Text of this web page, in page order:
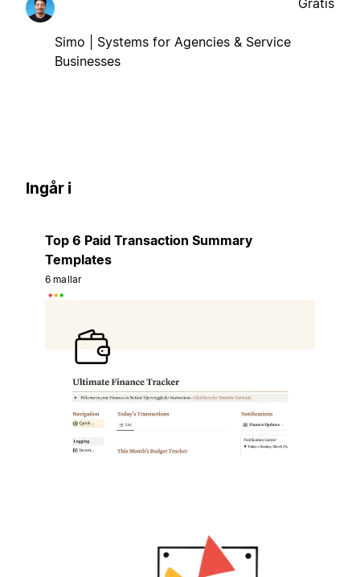
Simo | Systems for Agencies & Service
Businesses
Ingår i
Top 6 Paid Transaction Summary
Templates
6 mallar